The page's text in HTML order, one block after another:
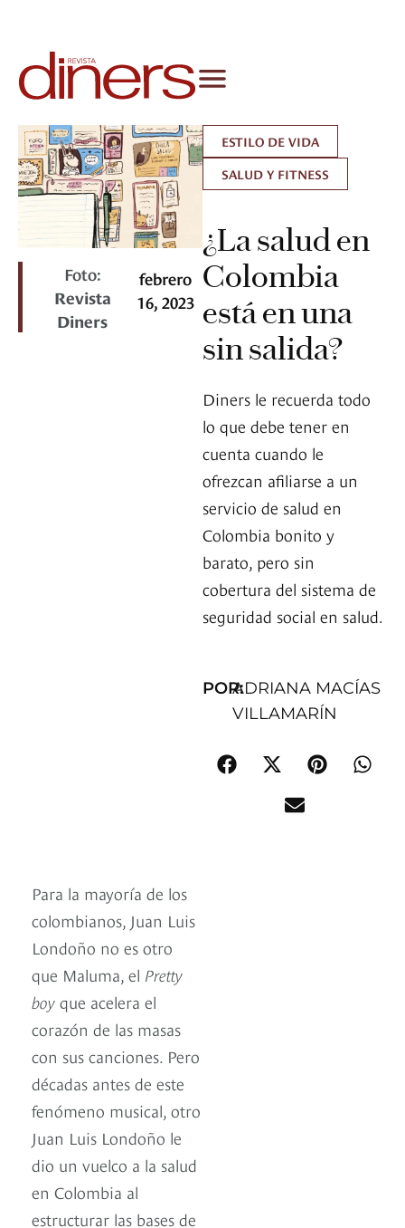
Foto:
Revista
Diners
febrero
16, 2023
ESTILO DE VIDA
SALUD Y FITNESS
¿La salud en
Colombia
está en una
sin salida?
Diners le recuerda todo
lo que debe tener en
cuenta cuando le
ofrezcan afiliarse a un
servicio de salud en
Colombia bonito y
barato, pero sin
cobertura del sistema de
seguridad social en salud.
POR:ADRIANA MACÍAS
VILLAMARÍN
Para la mayoría de los
colombianos, Juan Luis
Londoño no es otro
que Maluma, el Pretty
boy que acelera el
corazón de las masas
con sus canciones. Pero
décadas antes de este
fenómeno musical, otro
Juan Luis Londoño le
dio un vuelco a la salud
en Colombia al
estructurar las bases de